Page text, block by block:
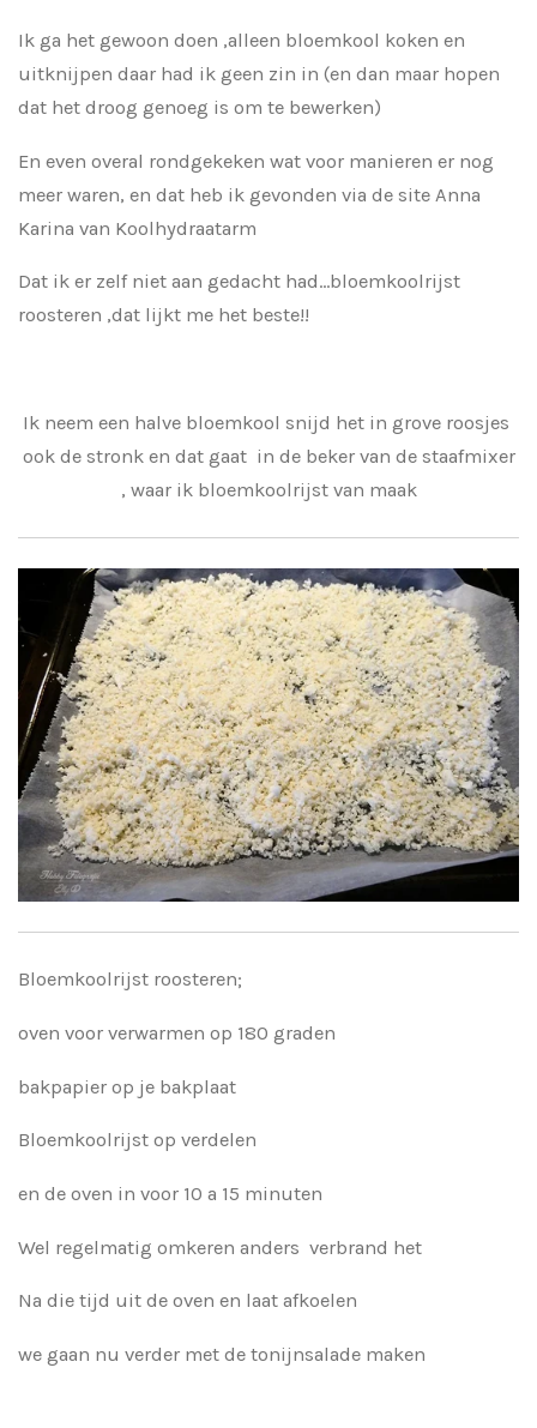
Ik ga het gewoon doen ,alleen bloemkool koken en
uitknijpen daar had ik geen zin in (en dan maar hopen
dat het droog genoeg is om te bewerken)
En even overal rondgekeken wat voor manieren er nog
meer waren, en dat heb ik gevonden via de site Anna
Karina van Koolhydraatarm
Dat ik er zelf niet aan gedacht had...bloemkoolrijst
roosteren ,dat lijkt me het beste!!
Ik neem een halve bloemkool snijd het in grove roosjes
ook de stronk en dat gaat in de beker van de staafmixer
, waar ik bloemkoolrijst van maak
Bloemkoolrijst roosteren;
oven voor verwarmen op 180 graden
bakpapier op je bakplaat
Bloemkoolrijst op verdelen
en de oven in voor 10 a 15 minuten
Wel regelmatig omkeren anders verbrand het
Na die tijd uit de oven en laat afkoelen
we gaan nu verder met de tonijnsalade maken